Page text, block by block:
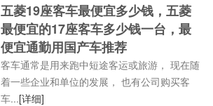
五菱19座客车最便宜多少钱，五菱
最便宜的17座客车多少钱一台，最
便宜通勤用国产车推荐
客车通常是用来跑中短途客运或旅游， 现在随
着一些企业和单位的发展， 也有公司购买客
车...[详细]